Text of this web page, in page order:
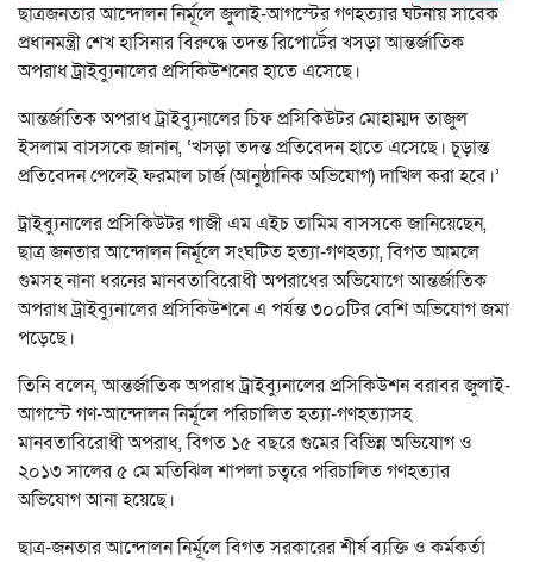
ছাত্রজনতার আন্দোলন নির্মূলে জুলাই-আগস্টের গণহত্যার ঘটনায় সাবেক
প্রধানমন্ত্রী শেখ হাসিনার বিরুদ্ধে তদন্ত রিপোর্টের খসড়া আন্তর্জাতিক
অপরাধ ট্রাইব্যুনালের প্রসিকিউশনের হাতে এসেছে।
আন্তর্জাতিক অপরাধ ট্রাইব্যুনালের চিফ প্রসিকিউটর মোহাম্মদ তাজুল
ইসলাম বাসসকে জানান, ‘খসড়া তদন্ত প্রতিবেদন হাতে এসেছে। চূড়ান্ত
প্রতিবেদন পেলেই ফরমাল চার্জ (আনুষ্ঠানিক অভিযোগ) দাখিল করা হবে।’
ট্রাইব্যুনালের প্রসিকিউটর গাজী এম এইচ তামিম বাসসকে জানিয়েছেন,
ছাত্র জনতার আন্দোলন নির্মূলে সংঘটিত হত্যা-গণহত্যা, বিগত আমলে
গুমসহ নানা ধরনের মানবতাবিরোধী অপরাধের অভিযোগে আন্তর্জাতিক
অপরাধ ট্রাইব্যুনালের প্রসিকিউশনে এ পর্যন্ত ৩০০টির বেশি অভিযোগ জমা
পড়েছে।
তিনি বলেন, আন্তর্জাতিক অপরাধ ট্রাইব্যুনালের প্রসিকিউশন বরাবর জুলাই-
আগস্টে গণ-আন্দোলন নির্মূলে পরিচালিত হত্যা-গণহত্যাসহ
মানবতাবিরোধী অপরাধ, বিগত ১৫ বছরে গুমের বিভিন্ন অভিযোগ ও
২০১৩ সালের ৫ মে মতিঝিল শাপলা চত্বরে পরিচালিত গণহত্যার
অভিযোগ আনা হয়েছে।
ছাত্র-জনতার আন্দোলন নির্মূলে বিগত সরকারের শীর্ষ ব্যক্তি ও কর্মকর্তা